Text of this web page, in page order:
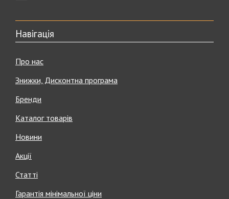
Навігація
Про нас
Знижки, Дисконтна програма
Бренди
Каталог товарів
Новини
Акції
Статті
Гарантія мінімальної ціни